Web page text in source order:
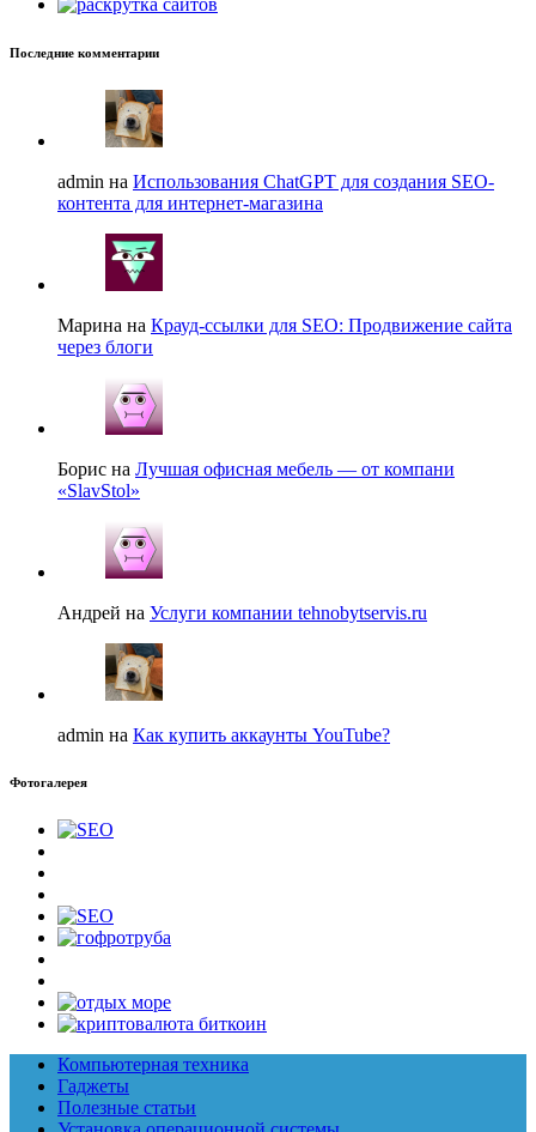
Последние комментарии
admin на Использования ChatGPT для создания SEO-
контента для интернет-магазина
Марина на Крауд-ссылки для SEO: Продвижение сайта
через блоги
Борис на Лучшая офисная мебель — от компани
«SlavStol»
Андрей на Услуги компании tehnobytservis.ru
admin на Как купить аккаунты YouTube?
Фотогалерея
Компьютерная техника
Гаджеты
Полезные статьи